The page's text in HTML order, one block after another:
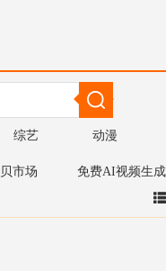
综艺 动漫
市场 免费AI视频生成